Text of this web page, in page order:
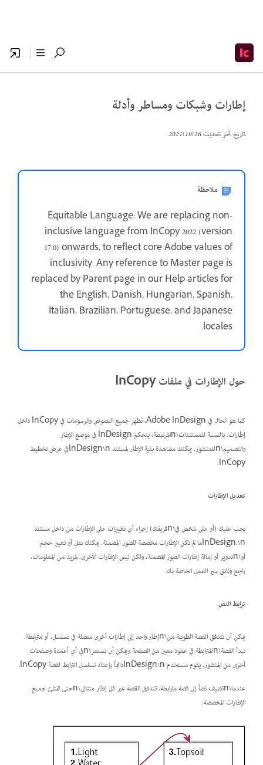
إطارات وشبكات ومساطر وأدلة
تاريخ آخر تحديث26‏/10‏/2021
ملاحظة
Equitable Language: We are replacing non-
inclusive language from InCopy 2022 (version
17.0) onwards, to reflect core Adobe values of
inclusivity. Any reference to Master page is
replaced by Parent page in our Help articles for
the English, Danish, Hungarian, Spanish,
Italian, Brazilian, Portuguese, and Japanese
locales
.
حول الإطارات في ملفات InCopy
كما هو الحال في Adobe InDesign، تظهر جميع النصوص والرسومات في InCopy داخل
إطارات. بالنسبة للمستندات\nالمرتبطة، يتحكم InDesign في موضع الإطار
والتصميم\nللمنشور. يمكنك مشاهدة بنية الإطار لمستند InDesign\nفي عرض تخطيط
InCopy.
تعديل الإطارات
يجب عليك (أو على شخص في\nفريقك) إجراء أي تغييرات على الإطارات من داخل مستند
InDesign،\nما لم تكن الإطارات مخصصة للصور المضمنة. يمكنك نقل أو تغيير حجم
أو\nتدوير أو إمالة إطارات الصور المضمنة، ولكن ليس الإطارات الأخرى. لمزيد من المعلومات،
راجع وثائق سير العمل الخاصة بك.
ترابط النص
يمكن أن تتدفق القصة الطويلة من\nإطار واحد إلى إطارات أخرى متصلة في تسلسل، أو
مترابطة.
تبدأ القصة\nالمترابطة في عمود معين من الصفحة ويمكن أن تستمر\nفي أي أعمدة وصفحات
أخرى من المنشور. يقوم مستخدم InDesign\nدائماً بإعداد تسلسل الترابط لقصة InCopy.
عندما\nتضيف نصاً إلى قصة مترابطة، تتدفق القصة عبر كل إطار متتالي\nحتى تمتلئ جميع
الإطارات المخصصة.